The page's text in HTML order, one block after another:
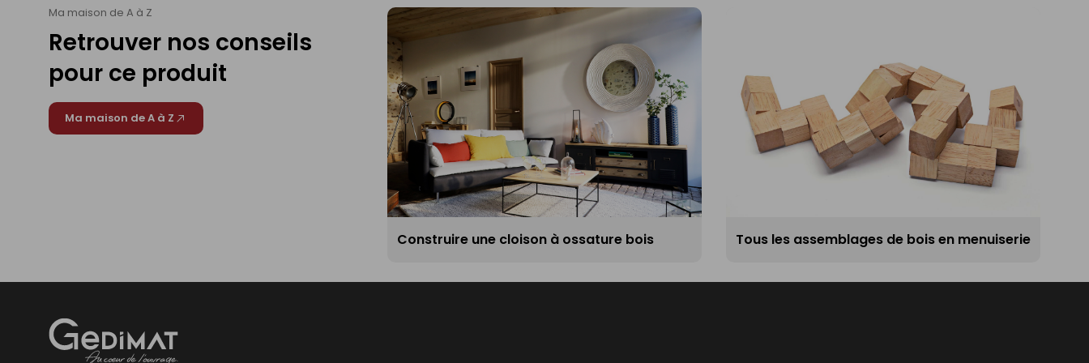
Ma maison de A à Z
Retrouver nos conseils
pour ce produit
Ma maison de A à Z
Construire une cloison à ossature bois Tous les assemblages de bois en menuiserie